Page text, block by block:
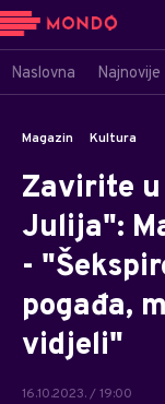
Naslovna Najnovije
Magazin Kultura
Zavirite
Julija":
-
pogađa,
vidjeli"
16.10.2023. / 19:00